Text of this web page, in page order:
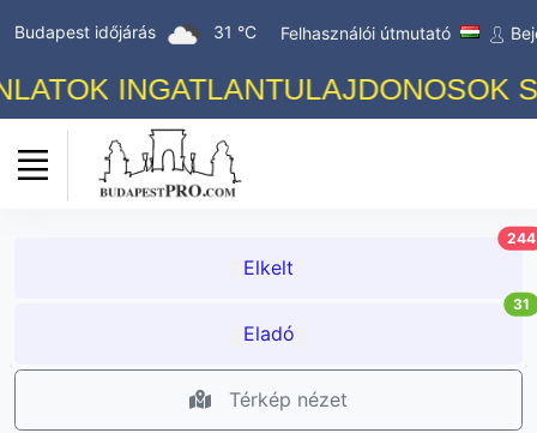
Budapest időjárás 31 °C Felhasználói útmutató
INGATLANTULAJDONOSOK
Elkelt
244
Eladó
31
Térkép nézet